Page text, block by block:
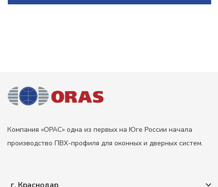
Компания «ОРАС» одна из первых на Юге России начала
производство ПВХ-профиля для оконных и дверных систем.